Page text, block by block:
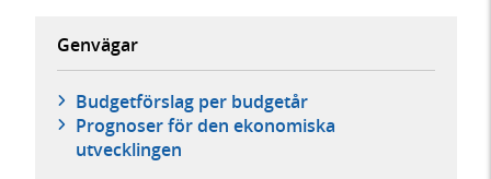
Genvägar
Budgetförslag per budgetår
Prognoser för den ekonomiska
utvecklingen